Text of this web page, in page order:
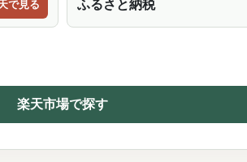
で見る ふるさと納税
楽天市場で探す